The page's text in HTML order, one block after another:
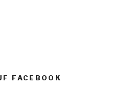
FACEBOOK